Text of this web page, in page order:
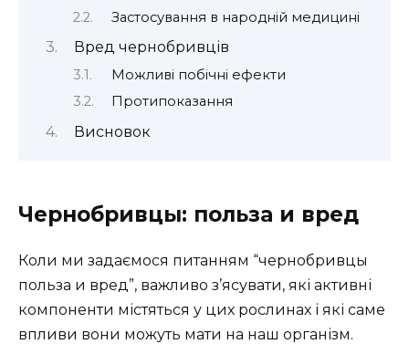
Застосування в народній медицині
Вред чернобривців
Можливі побічні ефекти
Протипоказання
Висновок
Чернобривцы: польза и вред
Коли ми задаємося питанням “чернобривцы
польза и вред”, важливо з’ясувати, які активні
компоненти містяться у цих рослинах і які саме
впливи вони можуть мати на наш організм.